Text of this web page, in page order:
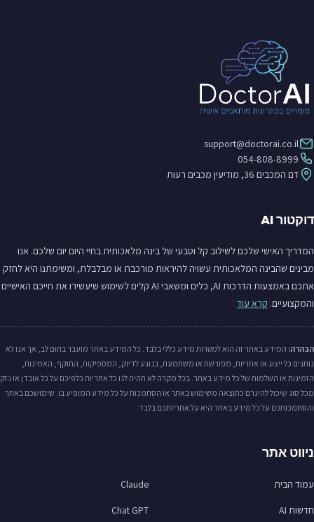
support@doctorai.co.il
054-808-8999
דם המכבים 36, מודיעין מכבים רעות
דוקטור AI
המדריך האישי שלכם לשילוב קל וטבעי של בינה מלאכותית בחיי היום יום שלכם. אנו
מבינים שהבינה המלאכותית עשויה להיראות מורכבת או מבלבלת, ומשימתנו היא לחזק
אתכם באמצעות הדרכות AI, כלים ומשאבי AI קלים לשימוש שיעשירו את חייכם האישיים
והמקצועיים. קרא עוד
הבהרה: המידע באתר זה הוא למטרות מידע כללי בלבד. כל המידע באתר מועבר בתום לב, אך אנו לא
נותנים כל ייצוג או אחריות, מפורשת או משתמעת, בנוגע לדיוק, המספיקות, התוקף, האמינות,
הזמינות או השלמות של כל מידע באתר. בכל מקרה לא תהיה לנו כל אחריות כלפיכם על כל אובדן או נזק
מכל סוג שיכול להיגרם כתוצאה משימוש באתר או הסתמכות על כל מידע המופיע בו. שימושכם באתר
והסתמכותכם על כל מידע באתר היא על אחריותכם בלבד.
ניווט אתר
עמוד הבית
חדשות AI
Claude
Chat GPT